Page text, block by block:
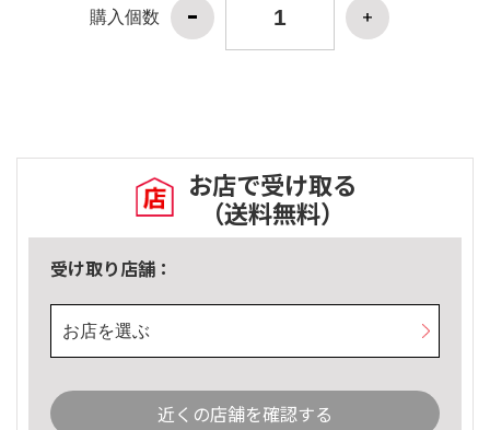
購入個数
お店で受け取る
（送料無料）
受け取り店舗：
お店を選ぶ
近くの店舗を確認する